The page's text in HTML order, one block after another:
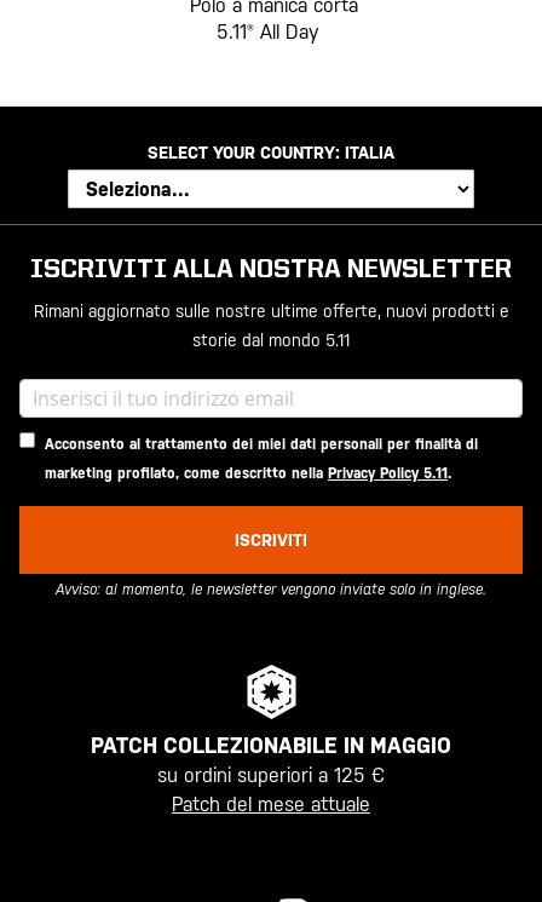
Polo a manica corta
5.11® All Day
SELECT YOUR COUNTRY: ITALIA
ISCRIVITI ALLA NOSTRA NEWSLETTER
Rimani aggiornato sulle nostre ultime offerte, nuovi prodotti e
storie dal mondo 5.11
Acconsento al trattamento dei miei dati personali per finalità di
marketing profilato, come descritto nella Privacy Policy 5.11.
ISCRIVITI
Avviso: al momento, le newsletter vengono inviate solo in inglese.
PATCH COLLEZIONABILE IN MAGGIO
su ordini superiori a 125 €
Patch del mese attuale